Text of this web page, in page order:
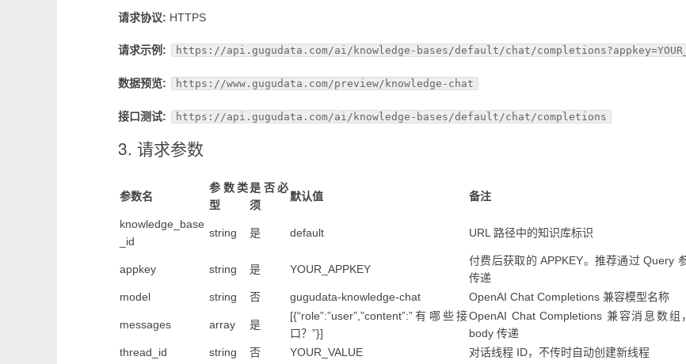
请求协议: HTTPS
请求示例: https://api.gugudata.com/ai/knowledge-bases/default/chat/
数据预览: https://www.gugudata.com/preview/knowledge-chat
接口测试: https://api.gugudata.com/ai/knowledge-bases/default/chat/completions
3. 请求参数
参数名
参数类
型
是否必
须
默认值 备注
knowledge_base
_id
string 是 default URL 路径中的知识库标识
appkey string 是 YOUR_APPKEY
付费后获取的 APPKEY。推荐通过 Query
传递
model
string 否 gugudata-knowledge-chat OpenAI Chat Completions 兼容模型名称
messages array 是
[{“role”:”user”,”content”:”有哪些接
口？”}]
OpenAI Chat Completions 兼容消息数组
body 传递
thread_id
string 否 YOUR_VALUE
对话线程 ID，不传时自动创建新线程